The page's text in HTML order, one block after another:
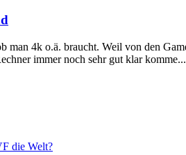
man 4k o.ä. braucht. Weil von den
immer noch sehr gut klar
die Welt?